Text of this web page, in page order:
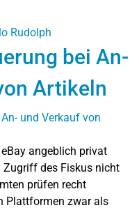
Rudolph
bei An-
Artikeln
angeblich privat
Zugriff des Fiskus nicht
prüfen recht
Plattformen zwar als